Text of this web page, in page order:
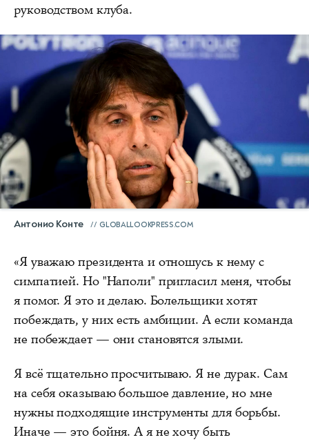
руководством клуба.
Антонио Конте GLOBALLOOKPRESS.COM
«Я уважаю президента и отношусь к нему с
симпатией. Но "Наполи" пригласил меня, чтобы
я помог. Я это и делаю. Болельщики хотят
побеждать, у них есть амбиции. А если команда
не побеждает — они становятся злыми.
Я всё тщательно просчитываю. Я не дурак. Сам
на себя оказываю большое давление, но мне
нужны подходящие инструменты для борьбы.
Иначе — это бойня. А я не хочу быть